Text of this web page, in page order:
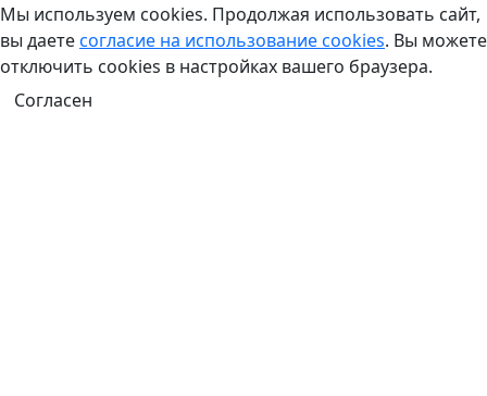
Мы используем cookies. Продолжая использовать сайт,
вы даетесогласие на использование cookies. Вы можете
отключить cookies в настройках вашего браузера.
Согласен